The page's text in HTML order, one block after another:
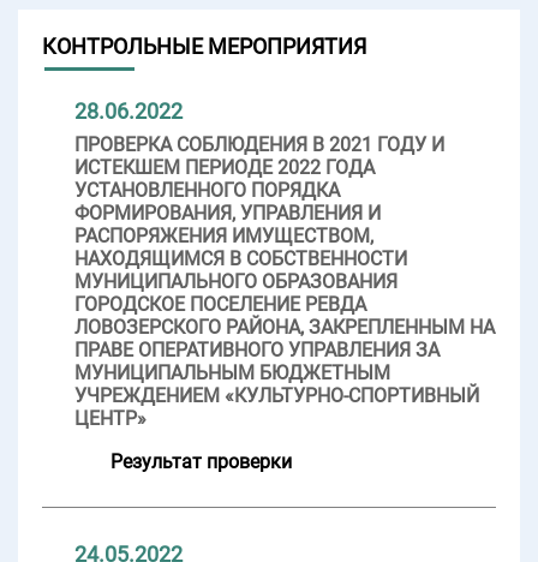
КОНТРОЛЬНЫЕ МЕРОПРИЯТИЯ
28.06.2022
ПРОВЕРКА СОБЛЮДЕНИЯ В 2021 ГОДУ И
ИСТЕКШЕМ ПЕРИОДЕ 2022 ГОДА
УСТАНОВЛЕННОГО ПОРЯДКА
ФОРМИРОВАНИЯ, УПРАВЛЕНИЯ И
РАСПОРЯЖЕНИЯ ИМУЩЕСТВОМ,
НАХОДЯЩИМСЯ В СОБСТВЕННОСТИ
МУНИЦИПАЛЬНОГО ОБРАЗОВАНИЯ
ГОРОДСКОЕ ПОСЕЛЕНИЕ РЕВДА
ЛОВОЗЕРСКОГО РАЙОНА, ЗАКРЕПЛЕННЫМ НА
ПРАВЕ ОПЕРАТИВНОГО УПРАВЛЕНИЯ ЗА
МУНИЦИПАЛЬНЫМ БЮДЖЕТНЫМ
УЧРЕЖДЕНИЕМ «КУЛЬТУРНО-СПОРТИВНЫЙ
ЦЕНТР»
Результат проверки
24.05.2022